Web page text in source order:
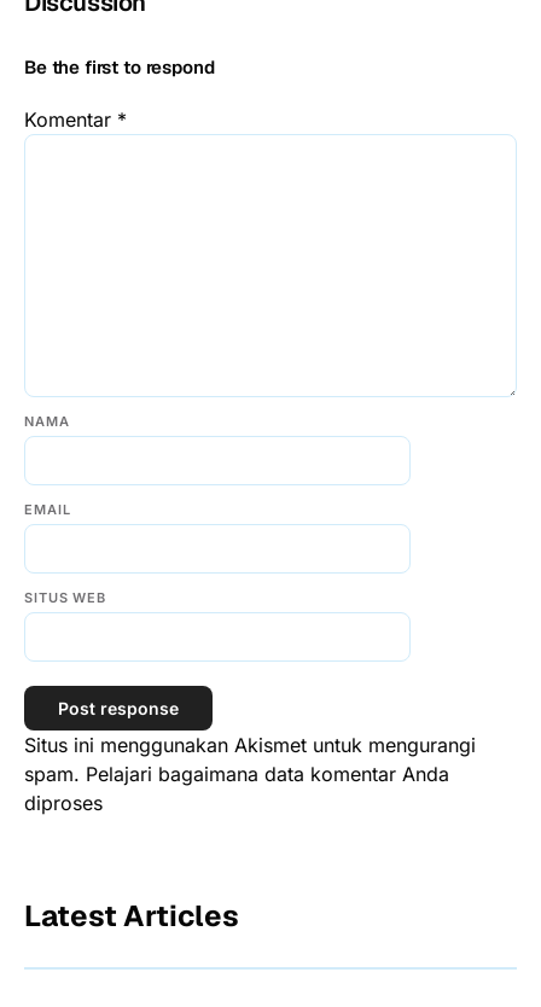
Be the first to respond
Komentar *
NAMA
EMAIL
SITUS WEB
Situs ini menggunakan Akismet untuk mengurangi
spam. Pelajari bagaimana data komentar Anda
diproses
Latest Articles